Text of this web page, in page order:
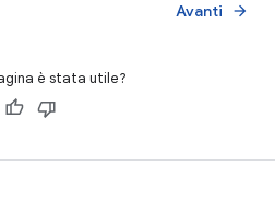
Avanti arrow_forward
è stata utile?